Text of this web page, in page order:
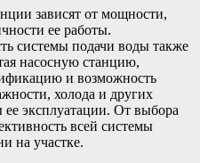
зависят от мощности,
ее работы.
системы подачи воды также
насосную станцию,
и возможность
холода и других
эксплуатации. От выбора
всей системы
на участке.